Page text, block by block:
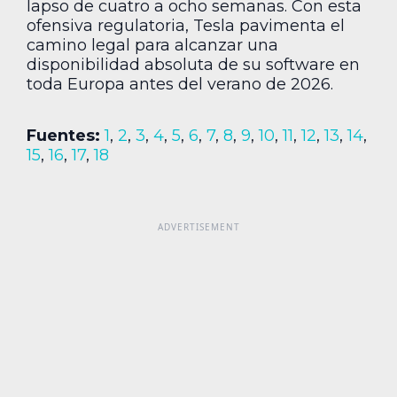
lapso de cuatro a ocho semanas. Con esta
ofensiva regulatoria, Tesla pavimenta el
camino legal para alcanzar una
disponibilidad absoluta de su software en
toda Europa antes del verano de 2026.
Fuentes: 1, 2, 3, 4, 5, 6, 7, 8, 9,10,11,12,13,14,
15,16,17,18